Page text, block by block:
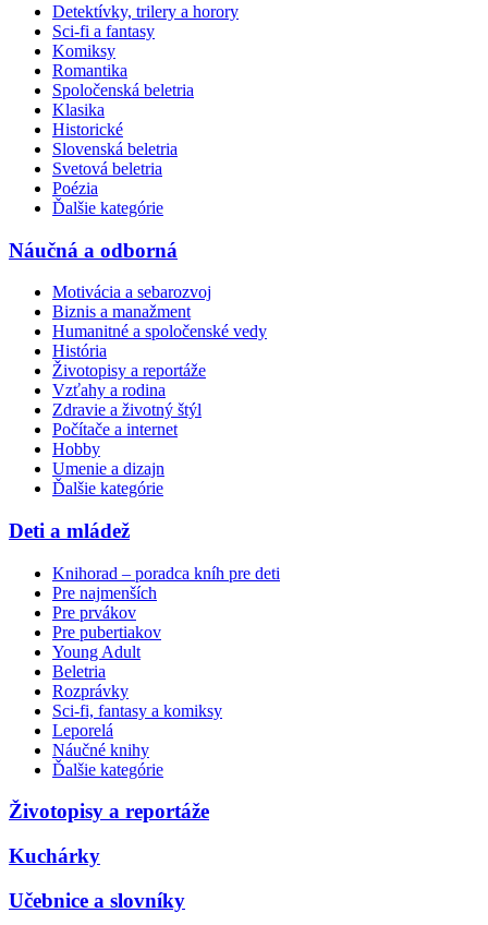
Detektívky, trilery a horory
Sci-fi a fantasy
Komiksy
Romantika
Spoločenská beletria
Klasika
Historické
Slovenská beletria
Svetová beletria
Poézia
Ďalšie kategórie
Náučná a odborná
Motivácia a sebarozvoj
Biznis a manažment
Humanitné a spoločenské vedy
História
Životopisy a reportáže
Vzťahy a rodina
Zdravie a životný štýl
Počítače a internet
Hobby
Umenie a dizajn
Ďalšie kategórie
Deti a mládež
Knihorad – poradca kníh pre deti
Pre najmenších
Pre prvákov
Pre pubertiakov
Young Adult
Beletria
Rozprávky
Sci-fi, fantasy a komiksy
Leporelá
Náučné knihy
Ďalšie kategórie
Životopisy a reportáže
Kuchárky
Učebnice a slovníky